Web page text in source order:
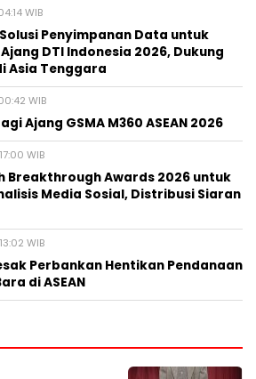
WIB
Penyimpanan Data untuk
DTI Indonesia 2026, Dukung
Asia Tenggara
WIB
Ajang GSMA M360 ASEAN 2026
WIB
Breakthrough Awards 2026 untuk
Media Sosial, Distribusi Siaran
WIB
Perbankan Hentikan Pendanaan
di ASEAN